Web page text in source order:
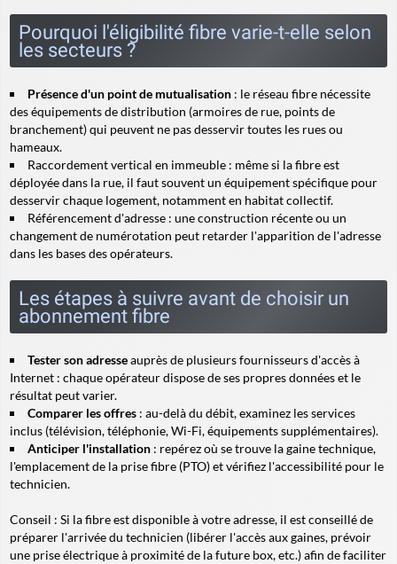
Pourquoi l'éligibilité fibre varie-t-elle selon
les secteurs ?
Présence d'un point de mutualisation : le réseau fibre nécessite
des équipements de distribution (armoires de rue, points de
branchement) qui peuvent ne pas desservir toutes les rues ou
hameaux.
Raccordement vertical en immeuble : même si la fibre est
déployée dans la rue, il faut souvent un équipement spécifique pour
desservir chaque logement, notamment en habitat collectif.
Référencement d'adresse : une construction récente ou un
changement de numérotation peut retarder l'apparition de l'adresse
dans les bases des opérateurs.
Les étapes à suivre avant de choisir un
abonnement fibre
Tester son adresseauprès de plusieurs fournisseurs d'accès à
Internet : chaque opérateur dispose de ses propres données et le
résultat peut varier.
Comparer les offres : au-delà du débit, examinez les services
inclus (télévision, téléphonie, Wi-Fi, équipements supplémentaires).
Anticiper l'installation : repérez où se trouve la gaine technique,
l'emplacement de la prise fibre (PTO) et vérifiez l'accessibilité pour le
technicien.
Conseil : Si la fibre est disponible à votre adresse, il est conseillé de
préparer l'arrivée du technicien (libérer l'accès aux gaines, prévoir
une prise électrique à proximité de la future box, etc.) afin de faciliter